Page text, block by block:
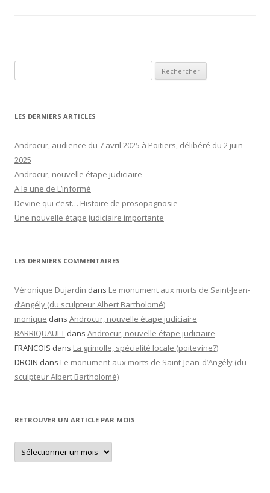
LES DERNIERS ARTICLES
Androcur, audience du 7 avril 2025 à Poitiers, délibéré du 2 juin
2025
Androcur, nouvelle étape judiciaire
A la une de L’informé
Devine qui c’est… Histoire de prosopagnosie
Une nouvelle étape judiciaire importante
LES DERNIERS COMMENTAIRES
Véronique Dujardin dans Le monument aux morts de Saint-Jean-
d’Angély (du sculpteur Albert Bartholomé)
monique dans Androcur, nouvelle étape judiciaire
BARRIQUAULT dans Androcur, nouvelle étape judiciaire
FRANCOIS dans La grimolle, spécialité locale (poitevine?)
DROIN dans Le monument aux morts de Saint-Jean-d’Angély (du
sculpteur Albert Bartholomé)
RETROUVER UN ARTICLE PAR MOIS
Retrouver
un
article